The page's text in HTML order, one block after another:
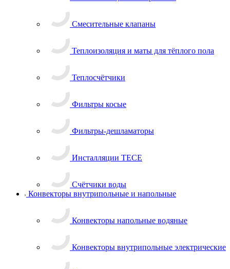
Смесительные клапаны
Теплоизоляция и маты для тёплого пола
Теплосчётчики
Фильтры косые
Фильтры-дешламаторы
Инсталляции TECE
Счётчики воды
Конвекторы внутрипольные и напольные
Конвекторы напольные водяные
Конвекторы внутрипольные электрические